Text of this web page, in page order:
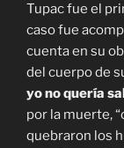
Tupac fue el
caso fue
cuenta en su
del cuerpo de
yo no quería
por la muerte,
quebraron los